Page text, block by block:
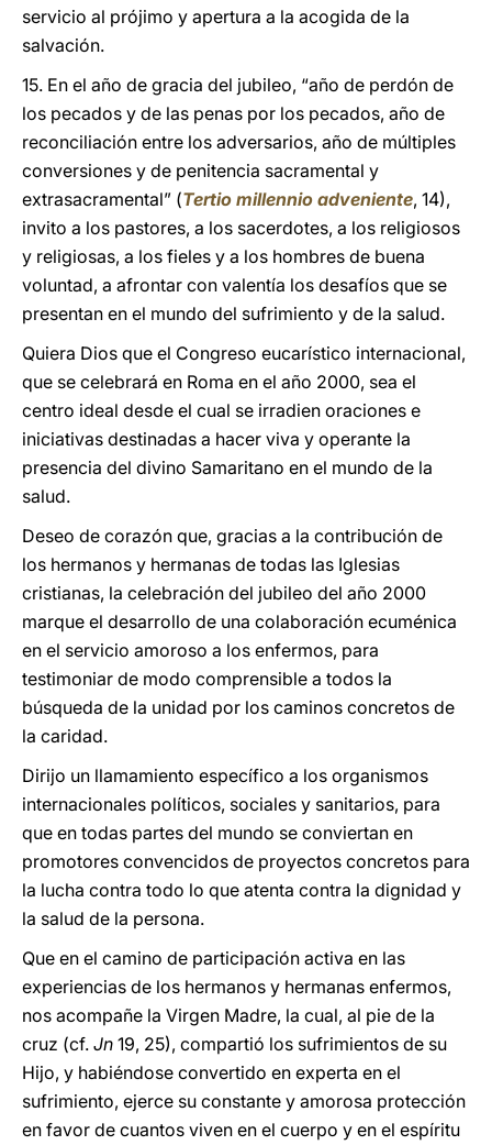
servicio al prójimo y apertura a la acogida de la
salvación.
15. En el año de gracia del jubileo, “año de perdón de
los pecados y de las penas por los pecados, año de
reconciliación entre los adversarios, año de múltiples
conversiones y de penitencia sacramental y
extrasacramental” (Tertio millennio adveniente, 14),
invito a los pastores, a los sacerdotes, a los religiosos
y religiosas, a los fieles y a los hombres de buena
voluntad, a afrontar con valentía los desafíos que se
presentan en el mundo del sufrimiento y de la salud.
Quiera Dios que el Congreso eucarístico internacional,
que se celebrará en Roma en el año 2000, sea el
centro ideal desde el cual se irradien oraciones e
iniciativas destinadas a hacer viva y operante la
presencia del divino Samaritano en el mundo de la
salud.
Deseo de corazón que, gracias a la contribución de
los hermanos y hermanas de todas las Iglesias
cristianas, la celebración del jubileo del año 2000
marque el desarrollo de una colaboración ecuménica
en el servicio amoroso a los enfermos, para
testimoniar de modo comprensible a todos la
búsqueda de la unidad por los caminos concretos de
la caridad.
Dirijo un llamamiento específico a los organismos
internacionales políticos, sociales y sanitarios, para
que en todas partes del mundo se conviertan en
promotores convencidos de proyectos concretos para
la lucha contra todo lo que atenta contra la dignidad y
la salud de la persona.
Que en el camino de participación activa en las
experiencias de los hermanos y hermanas enfermos,
nos acompañe la Virgen Madre, la cual, al pie de la
cruz (cf. Jn 19, 25), compartió los sufrimientos de su
Hijo, y habiéndose convertido en experta en el
sufrimiento, ejerce su constante y amorosa protección
en favor de cuantos viven en el cuerpo y en el espíritu